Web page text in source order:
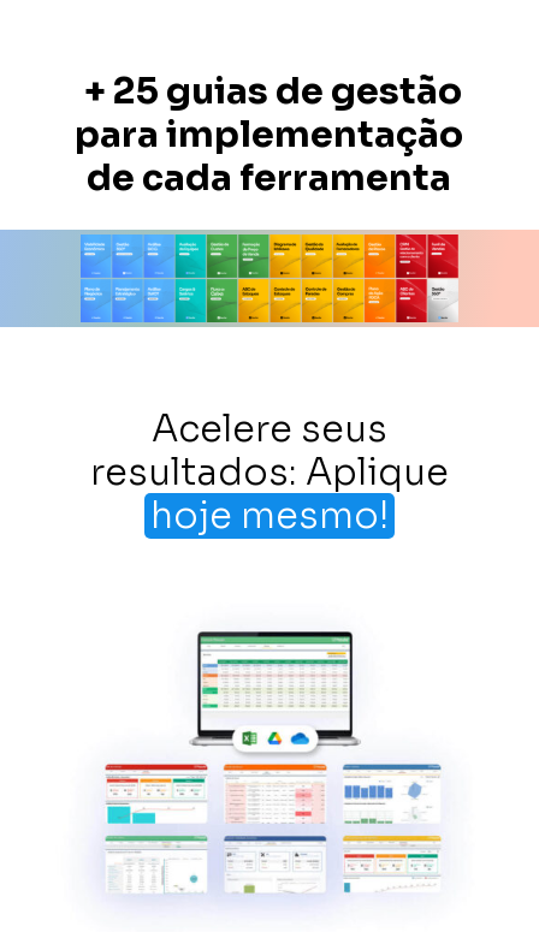
+ 25 guias de gestão
para implementação
de cada ferramenta
Acelere seus
resultados: Aplique
hoje mesmo!